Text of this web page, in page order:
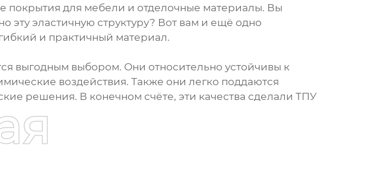
покрытия для мебели и отделочные материалы. Вы
эластичную структуру? Вот вам и ещё одно
и практичный материал.
выгодным выбором. Они относительно устойчивы к
воздействия. Также они легко поддаются
решения. В конечном счёте, эти качества сделали ТПУ